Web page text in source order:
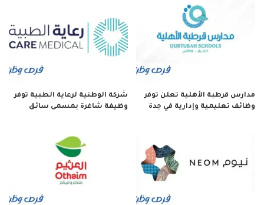
مدارس قرطبة الأهلية تعلن توفر
وظائف تعليمية وإدارية في جدة
شركة الوطنية لرعاية الطبية توفر
وظيفة شاغرة بمسمى سائق